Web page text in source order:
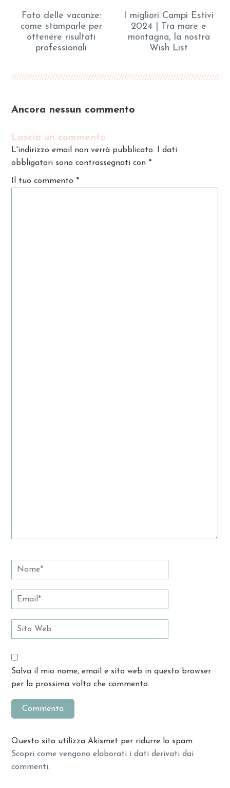
Foto delle vacanze:
come stamparle per
ottenere risultati
professionali
I migliori Campi Estivi
2024 | Tra mare e
montagna, la nostra
Wish List
Ancora nessun commento
Lascia un commento
L'indirizzo email non verrà pubblicato. I dati
obbligatori sono contrassegnati con *
Il tuo commento *
Salva il mio nome, email e sito web in questo browser
per la prossima volta che commento.
Questo sito utilizza Akismet per ridurre lo spam.
Scopri come vengono elaborati i dati derivati dai
commenti.